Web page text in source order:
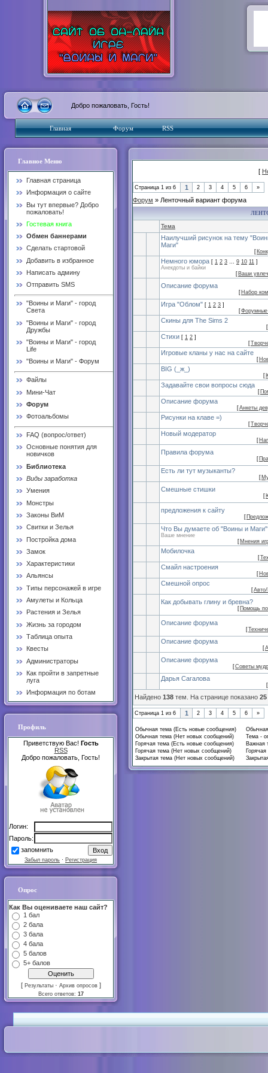
Добро пожаловать, Гость!
Главная Форум RSS
Главное Меню
Главная страница
Информация о сайте
Вы тут впервые? Добро
пожаловать!
Гостевая книга
Обмен баннерами
Сделать стартовой
Добавить в избранное
Написать админу
Отправить SMS
"Воины и Маги" - город
Света
"Воины и Маги" - город
Дружбы
"Воины и Маги" - город
Life
"Воины и Маги" - Форум
Файлы
Мини-Чат
Форум
Фотоальбомы
FAQ (вопрос/ответ)
Основные понятия для
новичков
Библиотека
Виды заработка
Умения
Монстры
Законы ВиМ
Свитки и Зелья
Постройка дома
Замок
Характеристики
Альянсы
Типы персонажей в игре
Амулеты и Кольца
Растения и Зелья
Жизнь за городом
Таблица опыта
Квесты
Администраторы
Как пройти в запретные
луга
Информация по ботам
Профиль
Приветствую Вас! Гость
RSS
Добро пожаловать, Гость!
Логин:
Пароль:
запомнить
Забыл пароль · Регистрация
Опрос
Как Вы оцениваете наш сайт?
1 бал
2 бала
3 бала
4 бала
5 балов
5+ балов
[ Результаты · Архив опросов ]
Всего ответов: 17
[
Страница 1 из 6 1 2 3 4 5 6 »
Форум » Ленточный вариант форума
Тема
Наилучший рисунок на тему
Маги"
[
Немного юмора [ 1 2 3 … 9 10 11 ]
Анекдоты и байки
[ Ваши
Описание форума
[ Набор
Игра "Облом" [ 1 2 3 ]
[Форумные
Скины для The Sims 2
[
Стихи [ 1 2 ]
[
Игровые кланы у нас на сайте
[
BIG (_ж_)
[
Задавайте свои вопросы сюда
[
Описание форума
[Анкеты
Рисунки на клаве =)
[
Новый модератор
[
Правила форума
[
Есть ли тут музыканты?
[
Смешные стишки
[
предложения к сайту
[
Что Вы думаете об "Воины и
Ваше мнение
[ Мнения
Мобилочка
[
Смайл настроения
[
Смешной опрос
[
Как добывать глину и бревна?
[ Помощь по
Описание форума
[
Описание форума
[
Описание форума
[Советы
Дарья Сагалова
[
Найдено 138 тем. На странице показано 25
Страница 1 из 6 1 2 3 4 5 6 »
Обычная тема (Есть новые сообщения)
Обычная тема (Нет новых сообщений)
Тема -
Горячая тема (Есть новые сообщения)
Важная
Горячая тема (Нет новых сообщений)
Горячая
Закрытая тема (Нет новых сообщений)